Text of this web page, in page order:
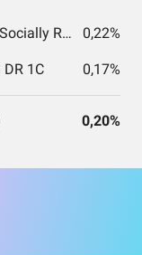
UBS(Lux)Fund Solutions MSCI World Socially Responsible UCITS ETF(USD)A-acc 0,22%
1C 0,17%
0,20%